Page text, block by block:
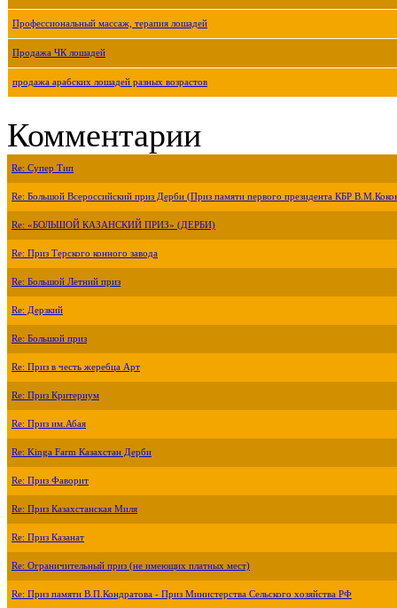
Профессиональный массаж, терапия лошадей
Продажа ЧК лошадей
продажа арабских лошадей разных возрастов
Комментарии
Re: Супер Тип
Re: Большой Всероссийский приз Дерби (Приз памяти первого президента КБР
Re: «БОЛЬШОЙ КАЗАНСКИЙ ПРИЗ» (ДЕРБИ)
Re: Приз Терского конного завода
Re: Большой Летний приз
Re: Дерзкий
Re: Большой приз
Re: Приз в честь жеребца Арт
Re: Приз Критериум
Re: Приз им.Абая
Re: Kinga Farm Казахстан Дерби
Re: Приз Фаворит
Re: Приз Казахстанская Миля
Re: Приз Казанат
Re: Ограничительный приз (не имеющих платных мест)
Re: Приз памяти В.П.Кондратова - Приз Министерства Сельского хозяйства РФ